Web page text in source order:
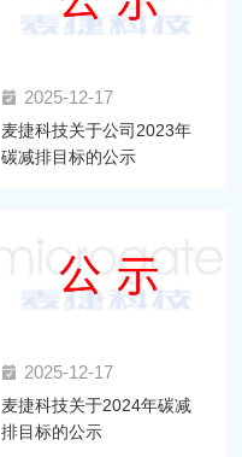
2025-12-17
麦捷科技关于公司2023年
碳减排目标的公示
2025-12-17
麦捷科技关于2024年碳减
排目标的公示